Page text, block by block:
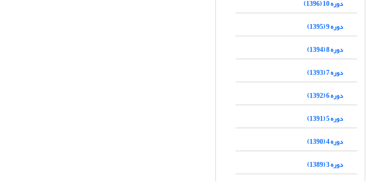
دوره 10 (1396)
دوره 9 (1395)
دوره 8 (1394)
دوره 7 (1393)
دوره 6 (1392)
دوره 5 (1391)
دوره 4 (1390)
دوره 3 (1389)